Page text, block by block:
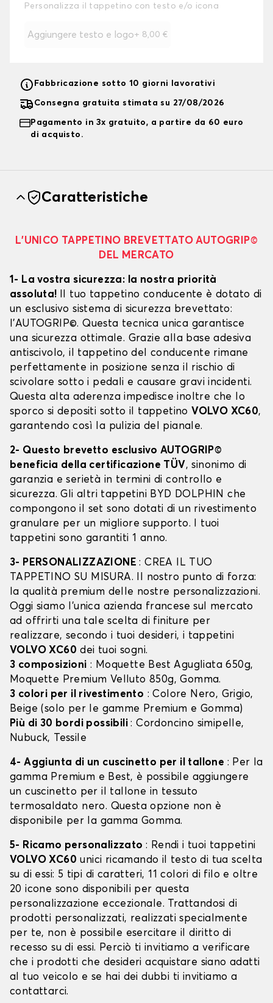
Personalizza il tappetino con testo e/o icona
Aggiungere testo e logo+ 8,00 €
Fabbricazione sotto 10 giorni lavorativi
Consegna gratuita stimata su 27/08/2026
Pagamento in 3x gratuito, a partire da 60 euro
di acquisto.
Caratteristiche
L’UNICO TAPPETINO BREVETTATO AUTOGRIP©
DEL MERCATO
1- La vostra sicurezza: la nostra priorità
assoluta! Il tuo tappetino conducente è dotato di
un esclusivo sistema di sicurezza brevettato:
l’AUTOGRIP©. Questa tecnica unica garantisce
una sicurezza ottimale. Grazie alla base adesiva
antiscivolo, il tappetino del conducente rimane
perfettamente in posizione senza il rischio di
scivolare sotto i pedali e causare gravi incidenti.
Questa alta aderenza impedisce inoltre che lo
sporco si depositi sotto il tappetino VOLVO XC60,
garantendo così la pulizia del pianale.
2- Questo brevetto esclusivo AUTOGRIP©
beneficia della certificazione TÜV, sinonimo di
garanzia e serietà in termini di controllo e
sicurezza. Gli altri tappetini BYD DOLPHIN che
compongono il set sono dotati di un rivestimento
granulare per un migliore supporto. I tuoi
tappetini sono garantiti 1 anno.
3- PERSONALIZZAZIONE: CREA IL TUO
TAPPETINO SU MISURA. Il nostro punto di forza:
la qualità premium delle nostre personalizzazioni.
Oggi siamo l’unica azienda francese sul mercato
ad offrirti una tale scelta di finiture per
realizzare, secondo i tuoi desideri, i tappetini
VOLVO XC60 dei tuoi sogni.
3 composizioni : Moquette Best Agugliata 650g,
Moquette Premium Velluto 850g, Gomma.
3 colori per il rivestimento : Colore Nero, Grigio,
Beige (solo per le gamme Premium e Gomma)
Più di 30 bordi possibili: Cordoncino simipelle,
Nubuck, Tessile
4- Aggiunta di un cuscinetto per il tallone : Per la
gamma Premium e Best, è possibile aggiungere
un cuscinetto per il tallone in tessuto
termosaldato nero. Questa opzione non è
disponibile per la gamma Gomma.
5- Ricamo personalizzato : Rendi i tuoi tappetini
VOLVO XC60 unici ricamando il testo di tua scelta
su di essi: 5 tipi di caratteri, 11 colori di filo e oltre
20 icone sono disponibili per questa
personalizzazione eccezionale. Trattandosi di
prodotti personalizzati, realizzati specialmente
per te, non è possibile esercitare il diritto di
recesso su di essi. Perciò ti invitiamo a verificare
che i prodotti che desideri acquistare siano adatti
al tuo veicolo e se hai dei dubbi ti invitiamo a
contattarci.